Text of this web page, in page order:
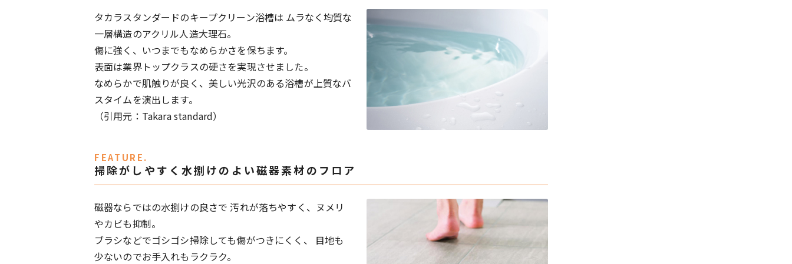
タカラスタンダードのキープクリーン浴槽は ムラなく均質な
一層構造のアクリル人造大理石。
傷に強く、いつまでもなめらかさを保ちます。
表面は業界トップクラスの硬さを実現させました。
なめらかで肌触りが良く、美しい光沢のある浴槽が上質なバ
スタイムを演出します。
（引用元：Takara standard）
FEATURE.
掃除がしやすく水捌けのよい磁器素材のフロア
磁器ならではの水捌けの良さで 汚れが落ちやすく、ヌメリ
やカビも抑制。
ブラシなどでゴシゴシ掃除しても傷がつきにくく、 目地も
少ないのでお手入れもラクラク。